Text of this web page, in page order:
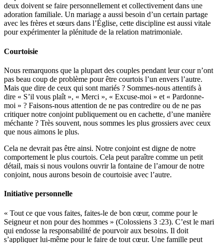
deux doivent se faire personnellement et collectivement dans une
adoration familiale. Un mariage a aussi besoin d’un certain partage
avec les frères et sœurs dans l’Église, cette discipline est aussi vitale
pour expérimenter la plénitude de la relation matrimoniale.
Courtoisie
Nous remarquons que la plupart des couples pendant leur cour n’ont
pas beau coup de problème pour être courtois l’un envers l’autre.
Mais que dire de ceux qui sont mariés ? Sommes-nous attentifs à
dire « S’il vous plaît », « Merci », « Excuse-moi » et « Pardonne-
moi » ? Faisons-nous attention de ne pas contredire ou de ne pas
critiquer notre conjoint publiquement ou en cachette, d’une manière
méchante ? Très souvent, nous sommes les plus grossiers avec ceux
que nous aimons le plus.
Cela ne devrait pas être ainsi. Notre conjoint est digne de notre
comportement le plus courtois. Cela peut paraître comme un petit
détail, mais si nous voulons ouvrir la fontaine de l’amour de notre
conjoint, nous aurons besoin de courtoisie avec l’autre.
Initiative personnelle
« Tout ce que vous faites, faites-le de bon cœur, comme pour le
Seigneur et non pour des hommes » (Colossiens 3 :23). C’est le mari
qui endosse la responsabilité de pourvoir aux besoins. Il doit
s’appliquer lui-même pour le faire de tout cœur. Une famille peut